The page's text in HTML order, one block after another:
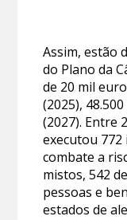
Assim, estão
do Plano da
de 20 mil
(2025),
(2027). Entre
executou 772
combate a
mistos, 542
pessoas e
estados de